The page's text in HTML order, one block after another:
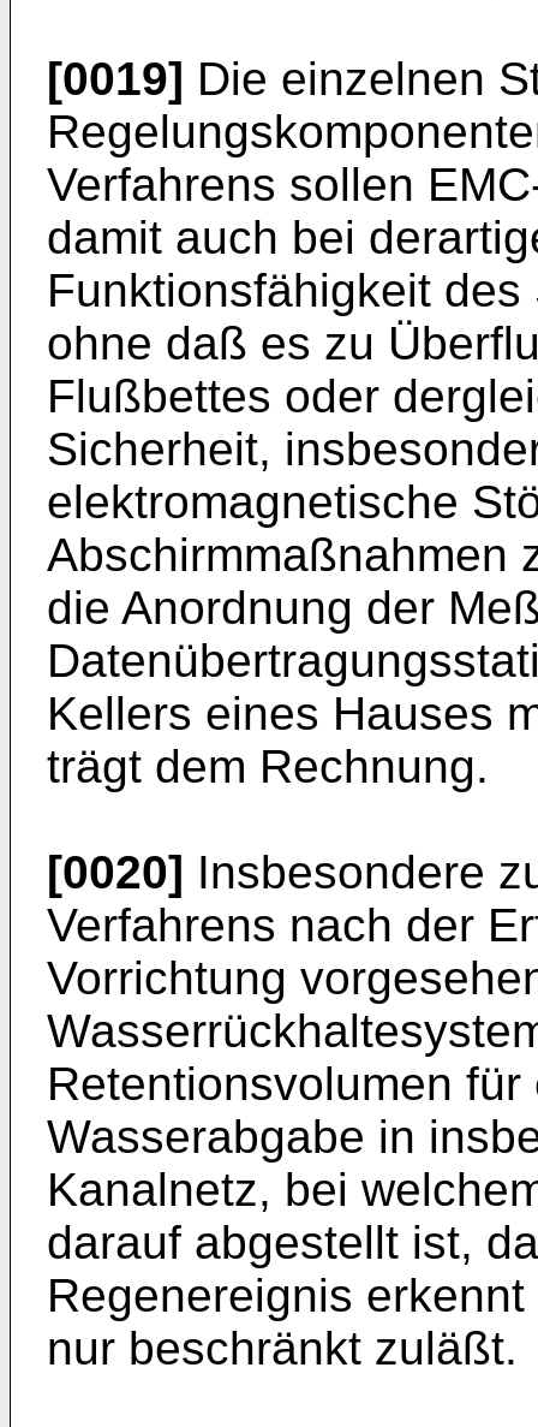
[0019] Die einzelnen
Verfahrens sollen
damit auch bei
Funktionsfähigkeit
ohne daß es zu
Flußbettes oder
Sicherheit,
elektromagnetische
Abschirmmaßnahmen
die Anordnung der
Kellers eines Hauses
trägt dem Rechnung.
[0020] Insbesondere
Verfahrens nach der
Vorrichtung
Retentionsvolumen
Wasserabgabe in
Kanalnetz, bei
darauf abgestellt ist,
Regenereignis
nur beschränkt zuläßt.